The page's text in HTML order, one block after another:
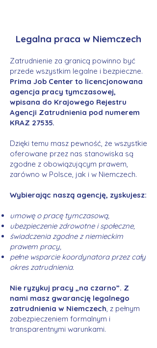
Legalna praca w Niemczech
Zatrudnienie za granicą powinno być
przede wszystkim legalne i bezpieczne.
Prima Job Center to licencjonowana
agencja pracy tymczasowej,
wpisana do Krajowego Rejestru
Agencji Zatrudnienia pod numerem
KRAZ 27535.
Dzięki temu masz pewność, że wszystkie
oferowane przez nas stanowiska są
zgodne z obowiązującym prawem,
zarówno w Polsce, jak i w Niemczech.
Wybierając naszą agencję, zyskujesz:
umowę o pracę tymczasową,
ubezpieczenie zdrowotne i społeczne,
świadczenia zgodne z niemieckim
prawem pracy,
pełne wsparcie koordynatora przez cały
okres zatrudnienia.
Nie ryzykuj pracy „na czarno”. Z
nami masz gwarancję legalnego
zatrudnienia w Niemczech, z pełnym
zabezpieczeniem formalnym i
transparentnymi warunkami.